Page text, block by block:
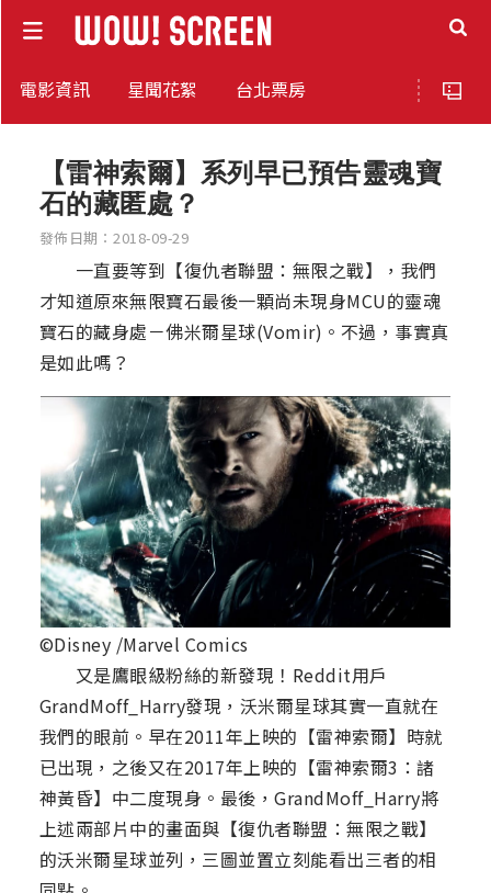
電影資訊 星聞花絮 台北票房
【雷神索爾】系列早已預告靈魂寶
石的藏匿處？
發佈日期：2018-09-29
一直要等到【復仇者聯盟：無限之戰】，我們
才知道原來無限寶石最後一顆尚未現身MCU的靈魂
寶石的藏身處－佛米爾星球(Vomir)。不過，事實真
是如此嗎？
©Disney /Marvel Comics
又是鷹眼級粉絲的新發現！Reddit用戶
GrandMoff_Harry發現，沃米爾星球其實一直就在
我們的眼前。早在2011年上映的【雷神索爾】時就
已出現，之後又在2017年上映的【雷神索爾3：諸
神黃昏】中二度現身。最後，GrandMoff_Harry將
上述兩部片中的畫面與【復仇者聯盟：無限之戰】
的沃米爾星球並列，三圖並置立刻能看出三者的相